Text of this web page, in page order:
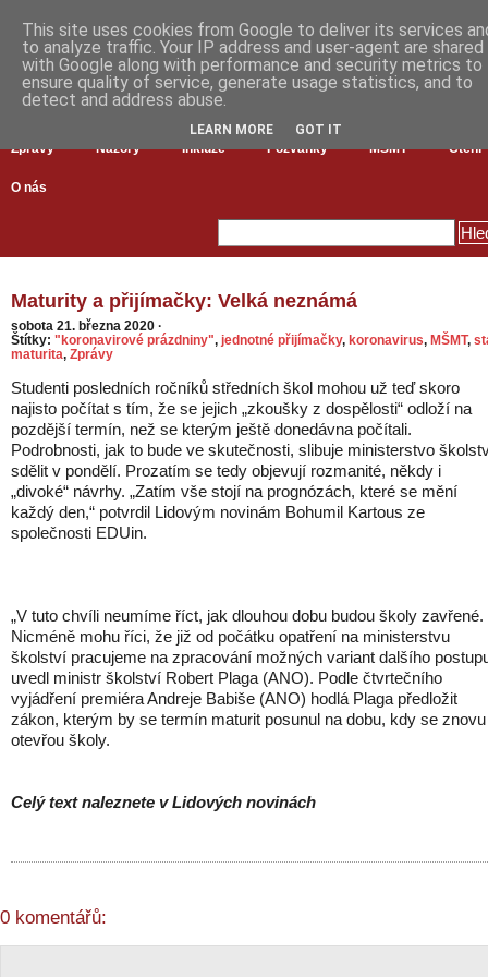
Zprávy Názory Inkluze Pozvánky MŠMT Čtení
O nás
Maturity a přijímačky: Velká neznámá
sobota 21. března 2020 ·
Štítky: "koronavirové prázdniny", jednotné přijímačky, koronavirus, MŠMT,
maturita, Zprávy
Studenti posledních ročníků středních škol mohou už teď skoro
najisto počítat s tím, že se jejich „zkoušky z dospělosti“ odloží na
pozdější termín, než se kterým ještě donedávna počítali.
Podrobnosti, jak to bude ve skutečnosti, slibuje ministerstvo
sdělit v pondělí. Prozatím se tedy objevují rozmanité, někdy i
„divoké“ návrhy. „Zatím vše stojí na prognózách, které se mění
každý den,“ potvrdil Lidovým novinám Bohumil Kartous ze
společnosti EDUin.
„V tuto chvíli neumíme říct, jak dlouhou dobu budou školy zavřené.
Nicméně mohu říci, že již od počátku opatření na ministerstvu
školství pracujeme na zpracování možných variant dalšího
uvedl ministr školství Robert Plaga (ANO). Podle čtvrtečního
vyjádření premiéra Andreje Babiše (ANO) hodlá Plaga předložit
zákon, kterým by se termín maturit posunul na dobu, kdy se znovu
otevřou školy.
Celý text naleznete v Lidových novinách
0 komentářů:
This site uses cookies from Google to deliver its services
to analyze traffic. Your IP address and user-agent are shared
with Google along with performance and security metrics to
ensure quality of service, generate usage statistics, and to
detect and address abuse.
LEARN MORE GOT IT